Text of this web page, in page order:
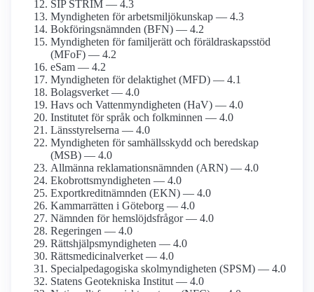
SIP STRIM — 4.3
Myndigheten för arbetsmiljö­kunskap — 4.3
Bokförings­nämnden (BFN) — 4.2
Myndigheten för familjerätt och föräldraskaps­stöd
(MFoF) — 4.2
eSam — 4.2
Myndigheten för delaktighet (MFD) — 4.1
Bolagsverket — 4.0
Havs och Vatten­myndigheten (HaV) — 4.0
Institutet för språk och folkminnen — 4.0
Länsstyrelserna — 4.0
Myndigheten för samhälls­skydd och beredskap
(MSB) — 4.0
Allmänna reklamations­nämnden (ARN) — 4.0
Ekobrotts­myndigheten — 4.0
Exportkredit­nämnden (EKN) — 4.0
Kammarrätten i Göteborg — 4.0
Nämnden för hemslöjds­frågor — 4.0
Regeringen — 4.0
Rättshjälp­smyndigheten — 4.0
Rättsmedicinal­verket — 4.0
Special­pedagogiska skol­myndigheten (SPSM) — 4.0
Statens Geotekniska Institut — 4.0